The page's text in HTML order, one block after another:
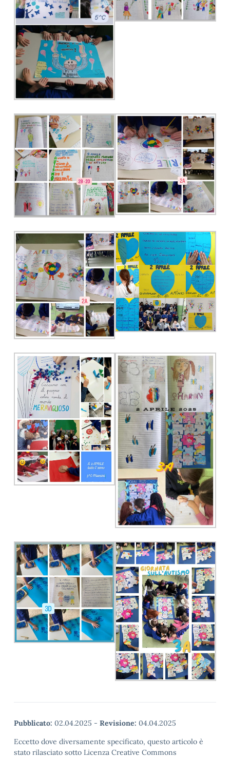
Pubblicato: 02.04.2025 - Revisione: 04.04.2025
Eccetto dove diversamente specificato, questo articolo è
stato rilasciato sotto Licenza Creative Commons